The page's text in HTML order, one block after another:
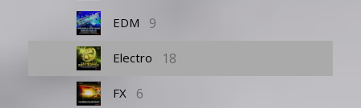
EDM 9
Electro 18
FX 6